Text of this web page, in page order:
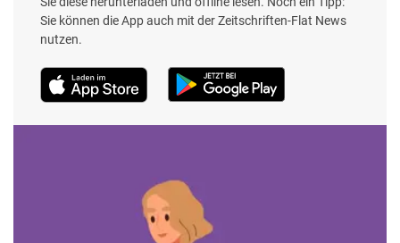
Sie können die App auch mit der Zeitschriften-Flat News
nutzen.